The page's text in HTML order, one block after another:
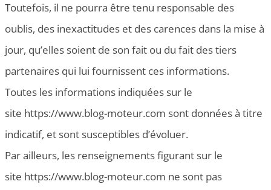
Toutefois, il ne pourra être tenu responsable des
oublis, des inexactitudes et des carences dans la mise à
jour, qu’elles soient de son fait ou du fait des tiers
partenaires qui lui fournissent ces informations.
Toutes les informations indiquées sur le
site https://www.blog-moteur.com sont données à titre
indicatif, et sont susceptibles d’évoluer.
Par ailleurs, les renseignements figurant sur le
site https://www.blog-moteur.com ne sont pas